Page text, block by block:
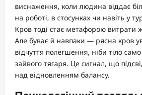
виснаження, коли людина віддає
на роботі, в стосунках чи навіть у
Кров тоді стає метафорою витрати
Але буває й навпаки — рясна кров
відчуття полегшення, ніби тіло
зайвого тягаря. Це сигнал, що
над відновленням балансу.